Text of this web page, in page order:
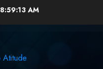
8:59:13 AM